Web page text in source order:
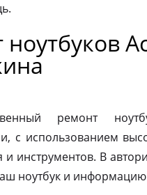
ремонт
с использованием
и инструментов. В
ноутбук и информацию